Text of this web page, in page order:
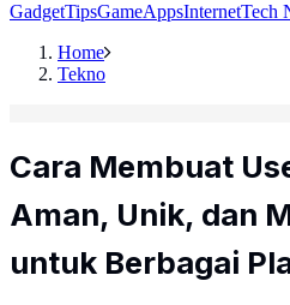
GadgetTipsGameAppsInternetTech
Home
Tekno
Cara Membuat
Aman, Unik, dan
untuk Berbagai